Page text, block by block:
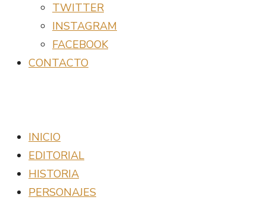
TWITTER
INSTAGRAM
FACEBOOK
CONTACTO
INICIO
EDITORIAL
HISTORIA
PERSONAJES